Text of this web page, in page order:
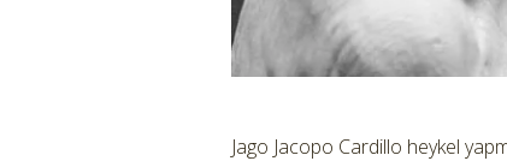
Jago Jacopo Cardillo heykel